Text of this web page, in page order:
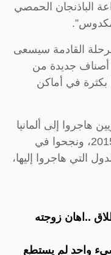
الباذنجان الحمصي
القادمة سيسعى
جديدة من
بكثرة في أماكن
هاجروا إلى ألمانيا
وعدد من الدول الأوروبية بعد عام 2015، ونجحوا في
التي هاجروا إليها،
..اهان زوجته
واحد لم يستطع